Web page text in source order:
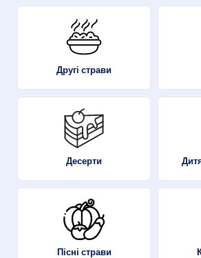
Другі страви
Десерти
Пісні страви